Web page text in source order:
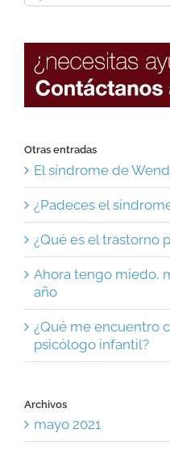
for:
Otras entradas
El síndrome de
¿Padeces el
¿Qué es el trastorno
Ahora tengo miedo,
año
¿Qué me encuentro
psicólogo infantil?
Archivos
mayo 2021